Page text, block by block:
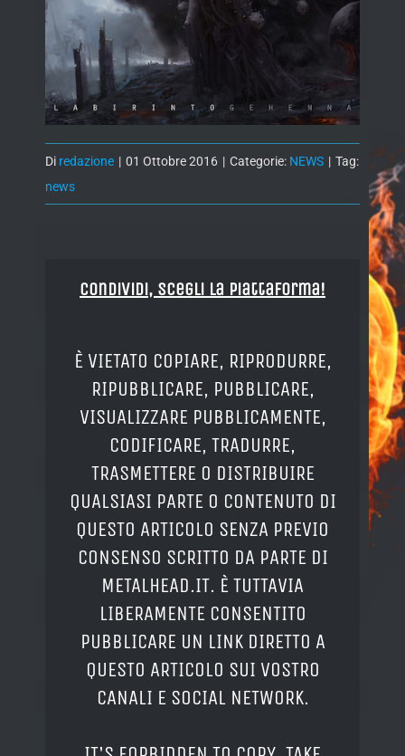
Di redazione | 01 Ottobre 2016 | Categorie: NEWS | Tag:
news
Condividi, Scegli la piattaforma!
È VIETATO COPIARE, RIPRODURRE,
RIPUBBLICARE, PUBBLICARE,
VISUALIZZARE PUBBLICAMENTE,
CODIFICARE, TRADURRE,
TRASMETTERE O DISTRIBUIRE
QUALSIASI PARTE O CONTENUTO DI
QUESTO ARTICOLO SENZA PREVIO
CONSENSO SCRITTO DA PARTE DI
METALHEAD.IT. È TUTTAVIA
LIBERAMENTE CONSENTITO
PUBBLICARE UN LINK DIRETTO A
QUESTO ARTICOLO SUI VOSTRO
CANALI E SOCIAL NETWORK.